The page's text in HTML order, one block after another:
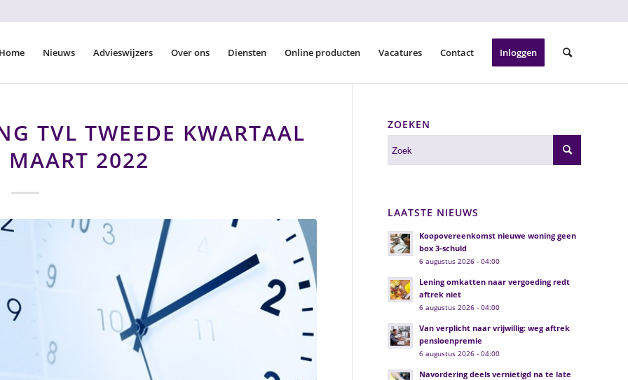
Nieuws Advieswijzers Over ons Diensten Online producten Vacatures Contact Inloggen
TVL TWEEDE KWARTAAL
2022
ZOEKEN
LAATSTE NIEUWS
Koopovereenkomst nieuwe woning geen
box 3-schuld
6 augustus 2026 - 04:00
Lening omkatten naar vergoeding redt
aftrek niet
6 augustus 2026 - 04:00
Van verplicht naar vrijwillig: weg aftrek
pensioenpremie
6 augustus 2026 - 04:00
Navordering deels vernietigd na te late